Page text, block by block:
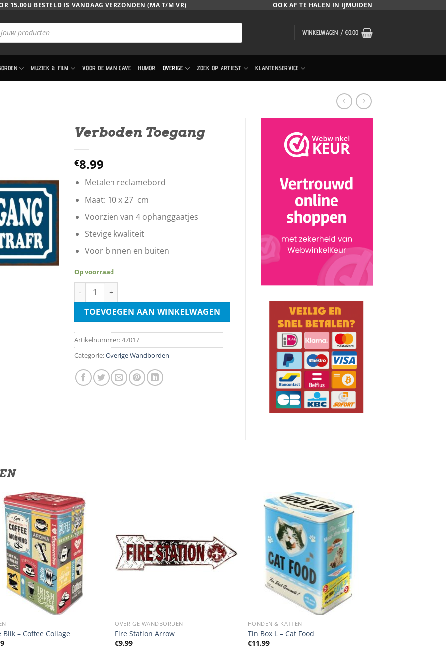
15.00U BESTELD IS VANDAAG VERZONDEN (MA T/M VR) OOK AF TE HALEN IN IJMUIDEN
WINKELWAGEN /€0.00
MUZIEK & FILM VOOR DE MAN CAVE HUMOR OVERIGE ZOEK OP ARTIEST KLANTENSERVICE
Verboden Toegang
€8.99
Metalen reclamebord
Maat: 10 x 27 cm
Voorzien van 4 ophanggaatjes
Stevige kwaliteit
Voor binnen en buiten
Op voorraad
Verboden Toegang aantal
TOEVOEGEN AAN WINKELWAGEN
Artikelnummer:47017
Categorie:Overige Wandborden
Blik – Coffee Collage
OVERIGE WANDBORDEN
Fire Station Arrow
€9.99
HONDEN & KATTEN
Tin Box L – Cat Food
€11.99